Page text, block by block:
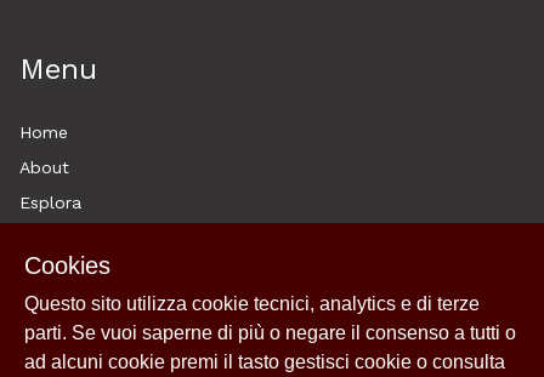
Menu
Home
About
Esplora
Archivi
Historytelling
Cookie policy e utilizzo
Cookies
Questo sito utilizza cookie tecnici, analytics e di terze
parti. Se vuoi saperne di più o negare il consenso a tutti o
ad alcuni cookie premi il tasto gestisci cookie o consulta